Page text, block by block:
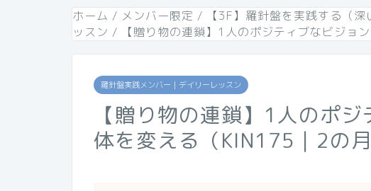
ホーム / メンバー限定 / 【3F】羅針盤を実践する（深
ッスン / 【贈り物の連鎖】1人のポジティブなビジョ
羅針盤実践メンバー｜デイリーレッスン
【贈り物の連鎖】1人のポ
体を変える（KIN175｜2の